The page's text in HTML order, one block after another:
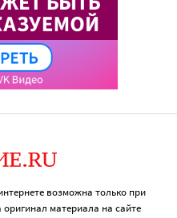
возможна только при
материала на сайте